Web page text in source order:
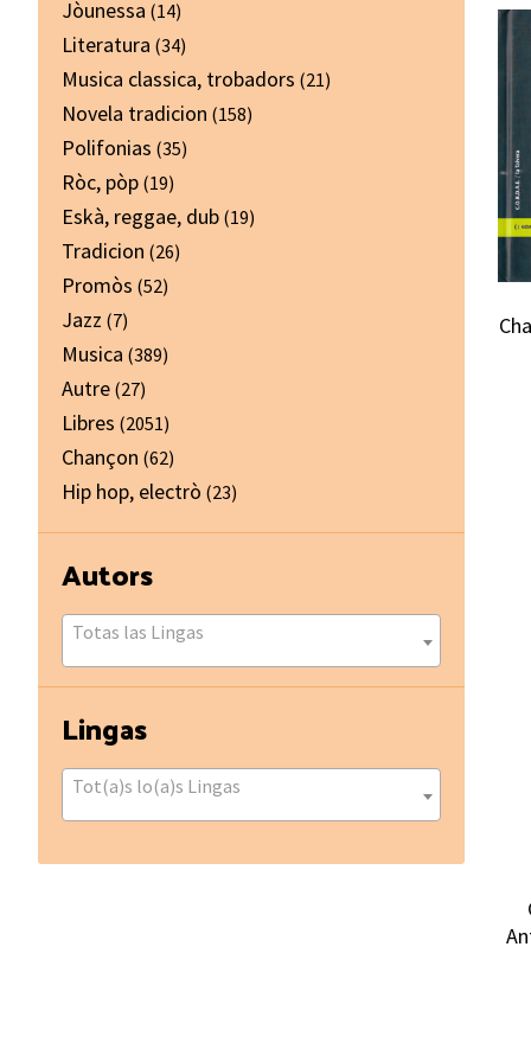
Jòunessa (14)
Literatura (34)
Musica classica, trobadors (21)
Novela tradicion (158)
Polifonias (35)
Ròc, pòp (19)
Eskà, reggae, dub (19)
Tradicion (26)
Promòs (52)
Jazz (7)
Musica (389)
Autre (27)
Libres (2051)
Chançon (62)
Hip hop, electrò (23)
Autors
Totas las Lingas
Lingas
Tot(a)s lo(a)s Lingas